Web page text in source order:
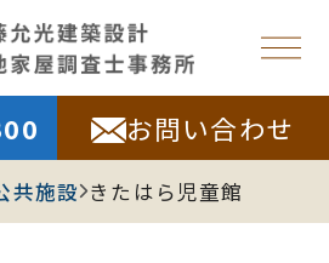
お問い合わせ
共施設 きたはら児童館